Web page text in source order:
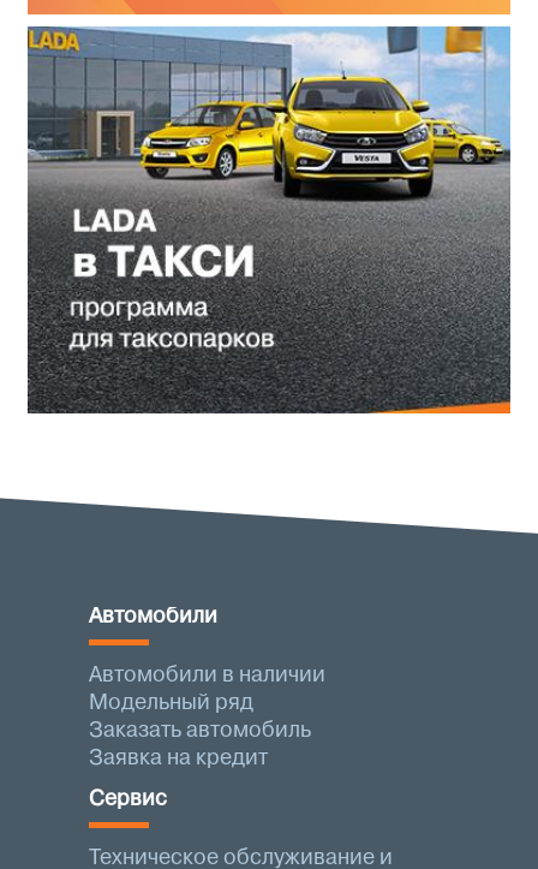
Автомобили
Автомобили в наличии
Модельный ряд
Заказать автомобиль
Заявка на кредит
Сервис
Техническое обслуживание и